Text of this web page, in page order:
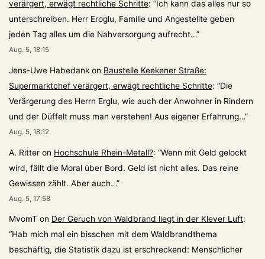
verärgert, erwägt rechtliche Schritte: “Ich kann das alles nur so
unterschreiben. Herr Eroglu, Familie und Angestellte geben
jeden Tag alles um die Nahversorgung aufrecht…”
Aug. 5, 18:15
Jens-Uwe Habedank on Baustelle Keekener Straße:
Supermarktchef verärgert, erwägt rechtliche Schritte: “Die
Verärgerung des Herrn Erglu, wie auch der Anwohner in Rindern
und der Düffelt muss man verstehen! Aus eigener Erfahrung…”
Aug. 5, 18:12
A. Ritter on Hochschule Rhein-Metall?: “Wenn mit Geld gelockt
wird, fällt die Moral über Bord. Geld ist nicht alles. Das reine
Gewissen zählt. Aber auch…”
Aug. 5, 17:58
MvomT on Der Geruch von Waldbrand liegt in der Klever Luft:
“Hab mich mal ein bisschen mit dem Waldbrandthema
beschäftig, die Statistik dazu ist erschreckend: Menschlicher